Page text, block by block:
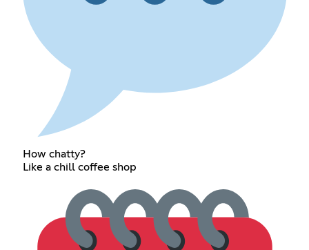
How chatty?
Like a chill coffee shop